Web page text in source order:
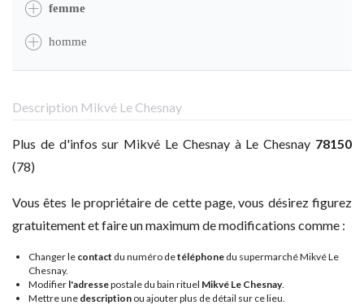
femme
homme
Description Mikvé Le Chesnay
Plus de d'infos sur Mikvé Le Chesnay à Le Chesnay 78150
(78)
Vous êtes le propriétaire de cette page, vous désirez figurez
gratuitement et faire un maximum de modifications comme :
Changer le contact du numéro detéléphone du supermarché Mikvé Le
Chesnay.
Modifier l'adressepostale du bain rituel Mikvé Le Chesnay.
Mettre une description ou ajouter plus de détail sur ce lieu.